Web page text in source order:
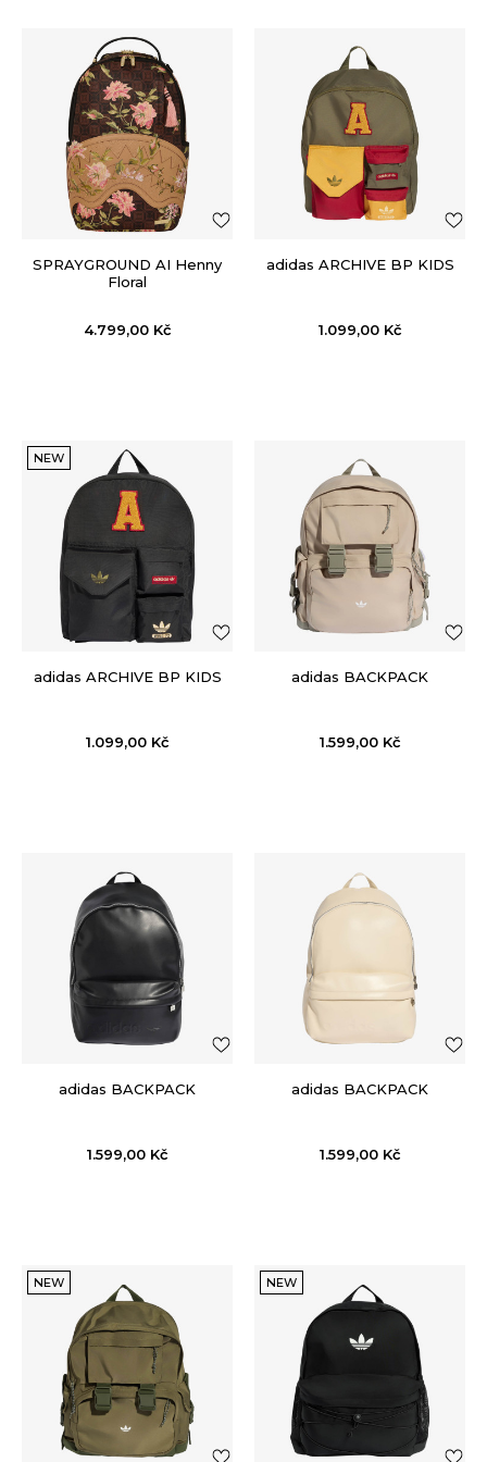
SPRAYGROUND AI Henny
Floral
4.799,00 Kč
adidas ARCHIVE BP KIDS
1.099,00 Kč
NEW
adidas ARCHIVE BP KIDS
1.099,00 Kč
adidas BACKPACK
1.599,00 Kč
adidas BACKPACK
1.599,00 Kč
adidas BACKPACK
1.599,00 Kč
NEW NEW